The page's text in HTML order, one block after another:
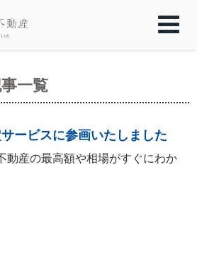
一覧
ービスに参画いたしました
動産の最高額や相場がすぐにわか